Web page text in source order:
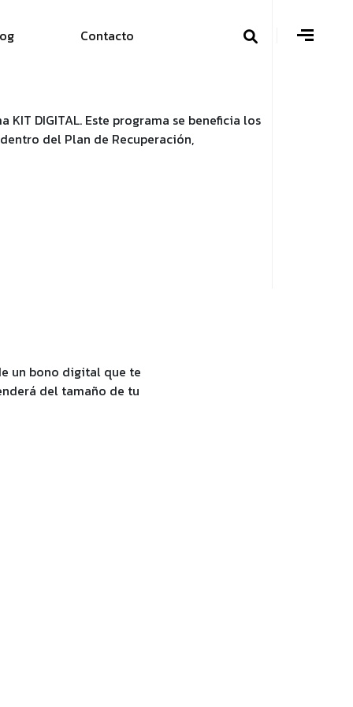
Contacto
DIGITAL. Este programa se beneficia los
dentro del Plan de Recuperación,
un bono digital que te
del tamaño de tu